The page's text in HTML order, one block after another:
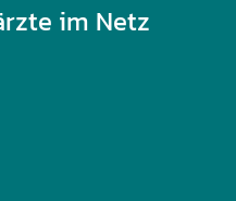
im Netz